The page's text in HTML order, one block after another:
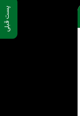
پست قبلی